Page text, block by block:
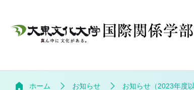
ホーム お知らせ お知らせ（2023年度以